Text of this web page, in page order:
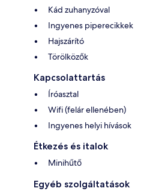
Kád zuhanyzóval
Ingyenes piperecikkek
Hajszárító
Törölközők
Kapcsolattartás
Íróasztal
Wifi (felár ellenében)
Ingyenes helyi hívások
Étkezés és italok
Minihűtő
Egyéb szolgáltatások